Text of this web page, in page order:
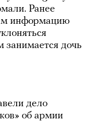
Ранее
информацию
занимается дочь
дело
об армии